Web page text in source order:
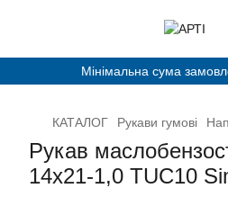
Мінімальна сума
КАТАЛОГ Рукави гумові
Рукав
14х21-1,0 TUC10